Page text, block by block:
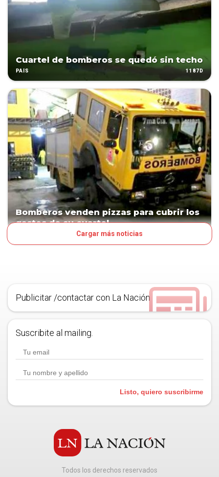
Cuartel de bomberos se quedó sin techo
PAÍS 1187D
Bomberos venden pizzas para cubrir los
gastos de su cuartel
Cargar más noticias
Publicitar /contactar con La Nación
Suscribite al mailing.
Listo, quiero suscribirme
Todos los derechos reservados